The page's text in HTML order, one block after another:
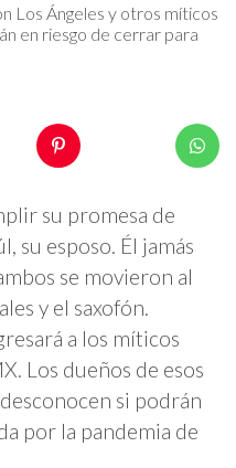
Los Ángeles y otros míticos
en riesgo de cerrar para
su promesa de
su esposo. Él jamás
se movieron al
y el saxofón.
a los míticos
Los dueños de esos
si podrán
por la pandemia de